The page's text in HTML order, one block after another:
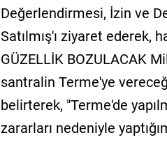
Değerlendirmesi, İzin ve
Satılmış'ı ziyaret ederek,
GÜZELLİK BOZULACAK
santralin Terme'ye
belirterek, "Terme'de
zararları nedeniyle